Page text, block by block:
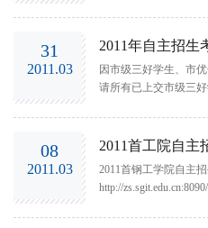
31
2011.03
2011年自主招生
因市级三好学生、市
请所有已上交市级三
08
2011.03
2011首工院自主
2011首钢工学院自主
http://